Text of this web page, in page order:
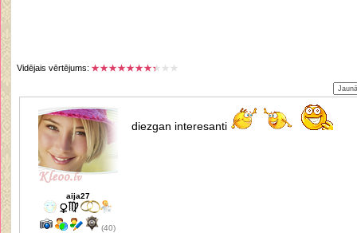
Vidējais vērtējums:
aija27
(40)
diezgan interesanti